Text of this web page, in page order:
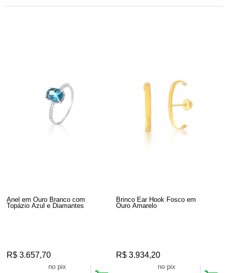
Anel em Ouro Branco com
Topázio Azul e Diamantes
R$ 3.657,70
no pix
Brinco Ear Hook Fosco em
Ouro Amarelo
R$ 3.934,20
no pix